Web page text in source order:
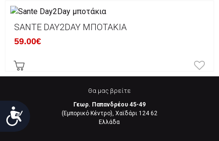
Προσιτότητα
SANTE DAY2DAY ΜΠΟΤΆΚΙΑ
59.00€
Θα μας βρείτε
Γεωρ. Παπανδρέου 45-49
(Εμπορικό Κέντρο), Χαϊδάρι 124 62
Eλλάδα